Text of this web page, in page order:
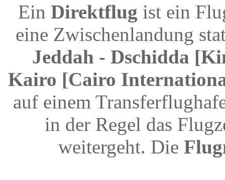
Ein Direktflug ist ein
eine Zwischenlandung
Jeddah - Dschidda
Kairo [Cairo
auf einem
in der Regel das
weitergeht. Die